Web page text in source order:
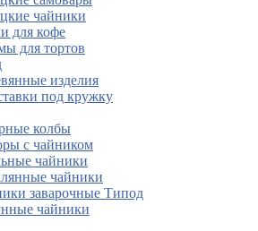
чайники
для кофе
для тортов
изделия
под кружку
колбы
с чайником
чайники
чайники
заварочные Типод
чайники